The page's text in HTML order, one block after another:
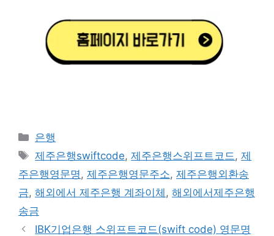
카
테
리
은행
태
그
제주은행swiftcode,제주은행스위프트코드,제
주은행영문명, 제주은행영문주소, 제주은행외환송
금, 해외에서 제주은행 계좌이체 , 해외에서제주은행
송금
IBK기업은행 스위프트코드(swift code) 영문명